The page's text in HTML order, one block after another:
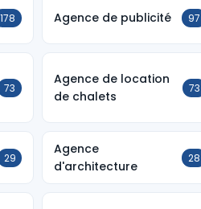
178 Agence de publicité 97
73
Agence de location
de chalets
73
29
Agence
d'architecture
28